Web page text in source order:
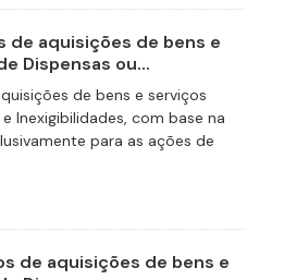
de aquisições de bens e
Dispensas ou...
de bens e serviços
Inexigibilidades, com base na
para as ações de
de aquisições de bens e